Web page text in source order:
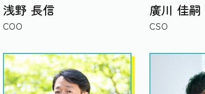
浅野 長信
COO
廣川 佳嗣
CSO